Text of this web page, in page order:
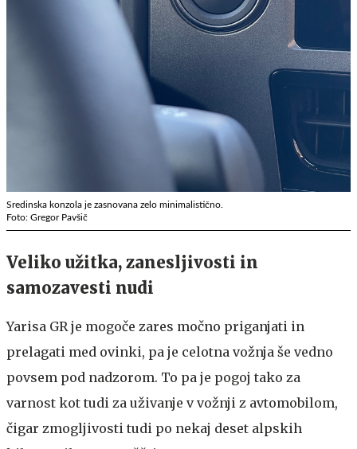
Sredinska konzola je zasnovana zelo minimalistično.
Foto: Gregor Pavšič
Veliko užitka, zanesljivosti in
samozavesti nudi
Yarisa GR je mogoče zares močno priganjati in
prelagati med ovinki, pa je celotna vožnja še vedno
povsem pod nadzorom. To pa je pogoj tako za
varnost kot tudi za uživanje v vožnji z avtomobilom,
čigar zmogljivosti tudi po nekaj deset alpskih